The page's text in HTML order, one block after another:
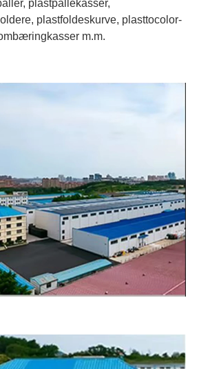
plastpallekasser,
plastfoldeskurve, plasttocolor-
m.m.